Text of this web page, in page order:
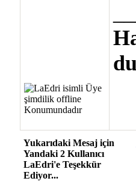
Yukarıdaki Mesaj için
Yandaki 2 Kullanıcı
LaEdri'e Teşekkür
Ediyor...